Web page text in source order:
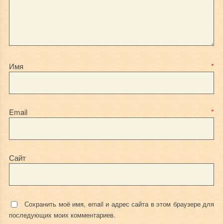
Имя*
Email*
Сайт
Сохранить моё имя, email и адрес сайта в этом браузере для
последующих моих комментариев.